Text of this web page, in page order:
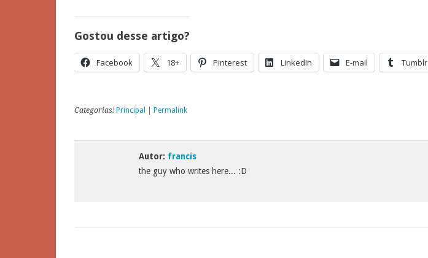
Gostou desse artigo?
Facebook 18+ Pinterest LinkedIn E-mail Tumblr
Categorias: Principal Permalink
Autor: francis
the guy who writes here... :D